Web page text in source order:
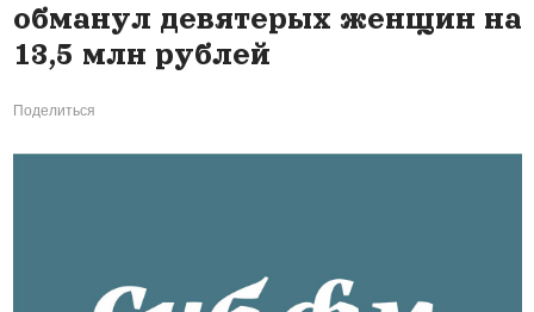
обманул девятерых женщин на
13,5 млн рублей
Поделиться